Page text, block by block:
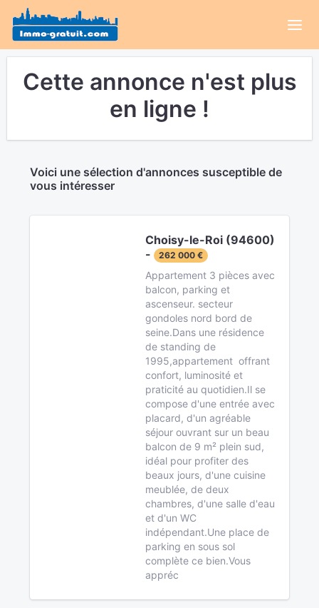
Cette annonce n'est plus
en ligne !
Voici une sélection d'annonces susceptible de
vous intéresser
Choisy-le-Roi (94600)
-
262 000 €
Appartement 3 pièces avec
balcon, parking et
ascenseur. secteur
gondoles nord bord de
seine.Dans une résidence
de standing de
1995,appartement offrant
confort, luminosité et
praticité au quotidien.Il se
compose d'une entrée avec
placard, d'un agréable
séjour ouvrant sur un beau
balcon de 9 m² plein sud,
idéal pour profiter des
beaux jours, d'une cuisine
meublée, de deux
chambres, d'une salle d'eau
et d'un WC
indépendant.Une place de
parking en sous sol
complète ce bien.Vous
appréc